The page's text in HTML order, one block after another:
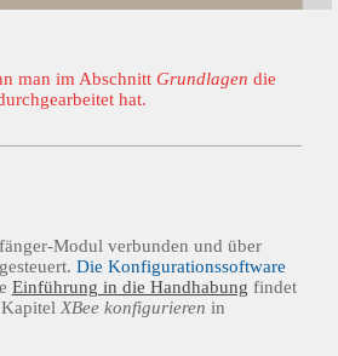
man im Abschnitt Grundlagen die
hat.
Modul verbunden und über
Die Konfigurationssoftware
Einführung in die Handhabung findet
XBee konfigurieren in